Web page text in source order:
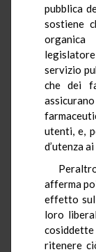
pubblica
sostiene
servizio
che dei
utenti, e,
d’utenza
afferma
effetto
loro
ritenere